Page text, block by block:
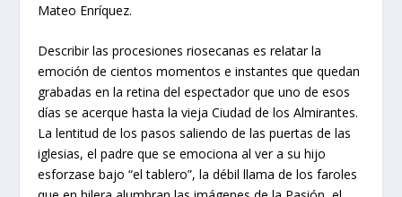
Mateo Enríquez.
Describir las procesiones riosecanas es relatar la
emoción de cientos momentos e instantes que quedan
grabadas en la retina del espectador que uno de esos
días se acerque hasta la vieja Ciudad de los Almirantes.
La lentitud de los pasos saliendo de las puertas de las
iglesias, el padre que se emociona al ver a su hijo
esforzase bajo “el tablero”, la débil llama de los faroles